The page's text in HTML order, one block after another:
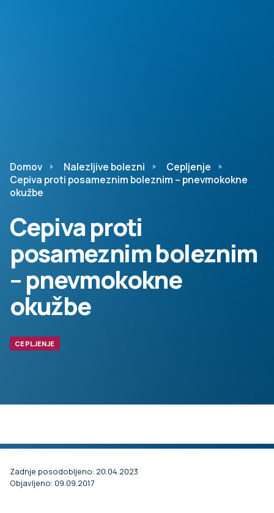
Domov Nalezljive bolezni
Cepljenje
Cepiva proti posameznim boleznim – pnevmokokne
okužbe
Cepiva proti
posameznim boleznim
– pnevmokokne
okužbe
CEPLJENJE
Zadnje posodobljeno: 20.04.2023
Objavljeno: 09.09.2017